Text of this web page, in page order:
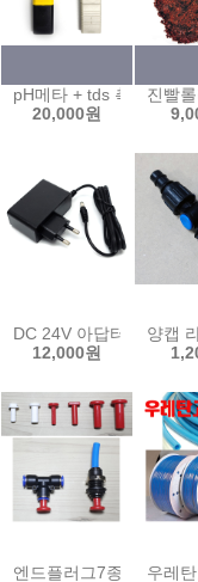
pH메타 + tds 측정기 휴
20,000원
진빨
DC 24V 아답터 1A 벽
12,000원
양캡
엔드플러그7종/피팅마
우레